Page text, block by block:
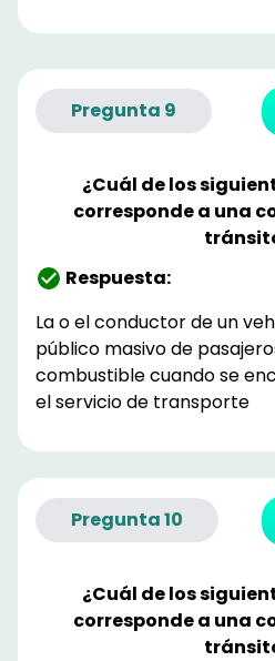
Pregunta 9
¿Cuál de los
corresponde a una
Respuesta:
La o el conductor de un
público masivo de
combustible cuando se
el servicio de transporte
Pregunta10
¿Cuál de los
corresponde a una